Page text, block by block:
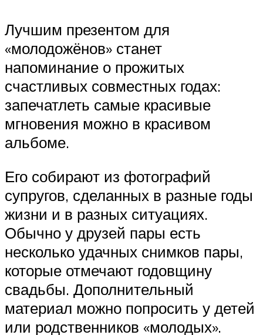
Лучшим презентом для
«молодожёнов» станет
напоминание о прожитых
счастливых совместных годах:
запечатлеть самые красивые
мгновения можно в красивом
альбоме.
Его собирают из фотографий
супругов, сделанных в разные годы
жизни и в разных ситуациях.
Обычно у друзей пары есть
несколько удачных снимков пары,
которые отмечают годовщину
свадьбы. Дополнительный
материал можно попросить у детей
или родственников «молодых».